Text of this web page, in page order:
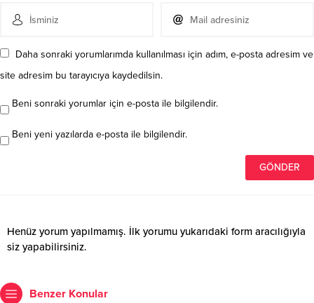
Daha sonraki yorumlarımda kullanılması için adım, e-posta adresim ve
site adresim bu tarayıcıya kaydedilsin.
Beni sonraki yorumlar için e-posta ile bilgilendir.
Beni yeni yazılarda e-posta ile bilgilendir.
Henüz yorum yapılmamış. İlk yorumu yukarıdaki form aracılığıyla
siz yapabilirsiniz.
Benzer Konular